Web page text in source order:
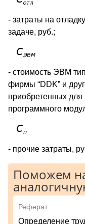
- затраты на
задаче, руб.;
- стоимость ЭВМ
фирмы “DDK” и
приобретенных для
программного
- прочие затраты,
Поможем
Реферат
Определение